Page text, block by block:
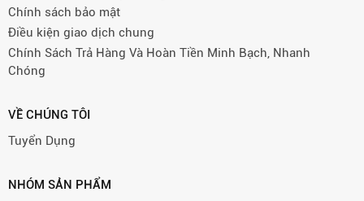
Chính sách bảo mật
Điều kiện giao dịch chung
Chính Sách Trả Hàng Và Hoàn Tiền Minh Bạch, Nhanh
Chóng
VỀ CHÚNG TÔI
Tuyển Dụng
NHÓM SẢN PHẨM